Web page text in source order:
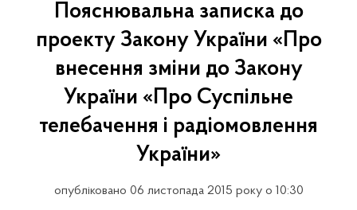
Пояснювальна записка до
проекту Закону України «Про
внесення зміни до Закону
України «Про Суспільне
телебачення і радіомовлення
України»
опубліковано 06 листопада 2015 року о 10:30